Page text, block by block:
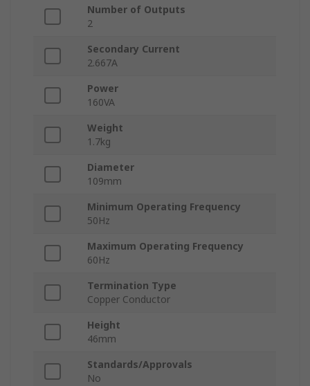
Number of Outputs
2
Secondary Current
2.667A
Power
160VA
Weight
1.7kg
Diameter
109mm
Minimum Operating Frequency
50Hz
Maximum Operating Frequency
60Hz
Termination Type
Copper Conductor
Height
46mm
Standards/Approvals
No